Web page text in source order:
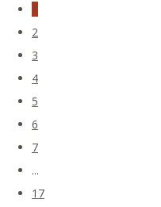
1
2
3
4
5
6
7
...
17